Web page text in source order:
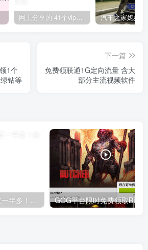
网上分享的 41个vip解析接口 有需要的拿去~ 免费看全网VIP会员视频
1个
钻等
下一篇
免费领联通1G定向流量 含大
部分主流视频软件